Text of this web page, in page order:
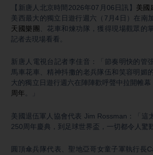
【新唐人北京時間2026年07月06日訊】 美國
美西最大的獨立日遊行週六（7月4日）在南
天國樂團
、花車和煉功隊，獲得現場觀眾的
記者去現場看看。
新唐人電視台記者李佳音：「節奏明快的管
馬車花車、精神抖擻的老兵隊伍和笑容明媚
大的獨立日遊行週六在陣陣歡呼聲中拉開帷幕
周年
美國退伍軍人協會代表 Jim Rossman：「這
250周年慶典，到足球世界盃，一切都令人驚
圓頂傘兵隊代表、聖地亞哥女童子軍執行長